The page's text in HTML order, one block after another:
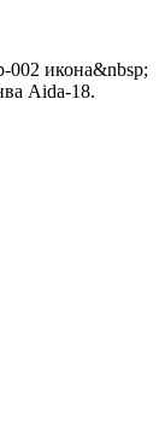
002 икона&nbsp;
Aida-18.